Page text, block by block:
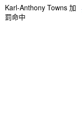
Karl-Anthony Towns 加
罰命中